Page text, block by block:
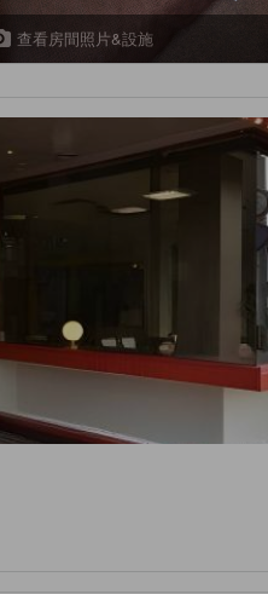
查看房間照片&設施